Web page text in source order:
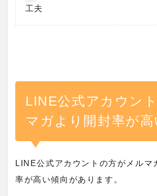
工夫
LINE公式アカウン
マガより開封率が高
LINE公式アカウントの方がメルマ
率が高い傾向があります。